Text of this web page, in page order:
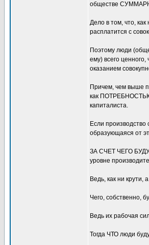
обществе
Дело в том, что,
расплатится с
Поэтому люди
ему) всего
оказанием
Причем, чем выше
как
капиталиста.
Если
образующаяся от
ЗА СЧЕТ ЧЕГО
уровне
Ведь, как ни крути,
Чего, собственно,
Ведь их рабочая
Тогда ЧТО люди